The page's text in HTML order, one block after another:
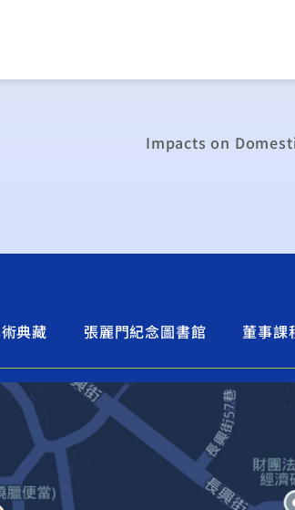
典藏 張麗門紀念圖書館 董事課